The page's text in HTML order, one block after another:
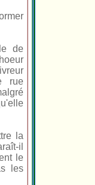
de
rue
la
il
le
les